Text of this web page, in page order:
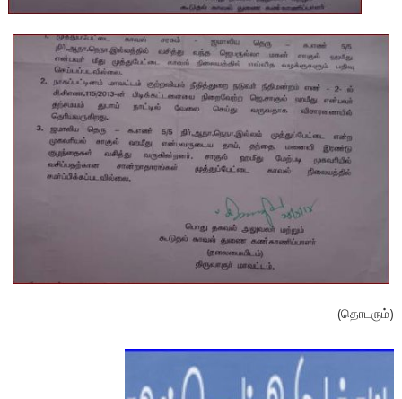
(தொடரும்)